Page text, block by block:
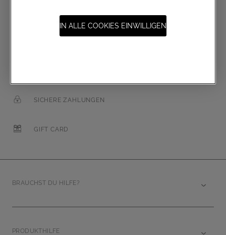
SICHERE ZAHLUNGEN
GIFT CARD
BRAUCHST DU HILFE?
PRODUKTHILFE
IN ALLE COOKIES EINWILLIGEN